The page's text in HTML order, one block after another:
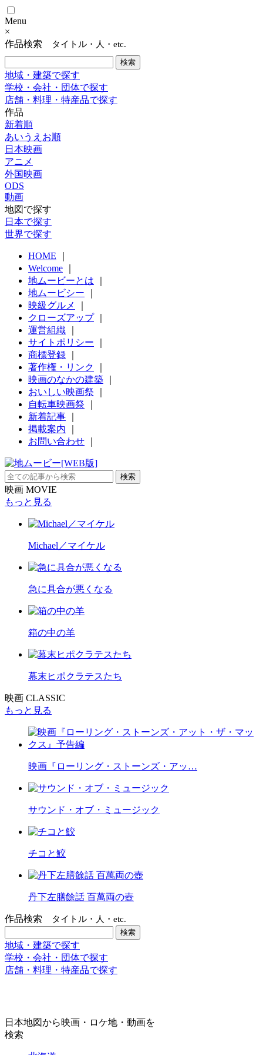
Menu
×
作品検索
タイトル・人・etc.
地域・建築で探す
学校・会社・団体で探す
店舗・料理・特産品で探す
作品
新着順
あいうえお順
日本映画
アニメ
外国映画
ODS
動画
地図で探す
日本で探す
世界で探す
HOME
Welcome
地ムービーとは
地ムービシー
映級グルメ
クローズアップ｜
運営組織
サイトポリシー
商標登録
著作権・リンク
映画のなかの建築
おいしい映画祭
自転車映画祭
新着記事
掲載案内
お問い合わせ
映画 MOVIE
もっと見る
Michael／マイケル
急に具合が悪くなる
箱の中の羊
幕末ヒポクラテスたち
映画 CLASSIC
もっと見る
映画『ローリング・ストーンズ・アッ…
サウンド・オブ・ミュージック
チコと鮫
丹下左膳餘話 百萬両の壺
作品検索 タイトル・人・etc.
地域・建築で探す
学校・会社・団体で探す
店舗・料理・特産品で探す
日本地図から映画・ロケ地・動画を
検索